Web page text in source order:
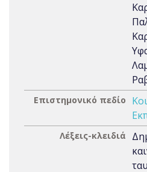
Επιστημονικό πεδίο
Λέξεις-κλειδιά